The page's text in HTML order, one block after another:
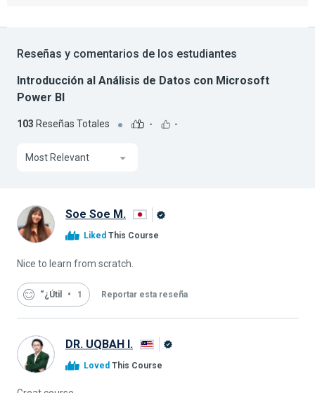
Reseñas y comentarios de los estudiantes
Introducción al Análisis de Datos con Microsoft
Power BI
103 Reseñas Totales - -
Most Relevant
Soe Soe M.
Liked This Course
Nice to learn from scratch.
“¿Útil 1 Reportar esta reseña
DR. UQBAH I.
Loved This Course